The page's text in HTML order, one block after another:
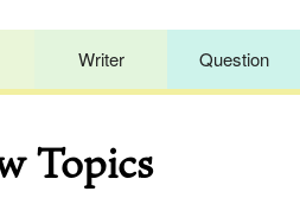
Writer Question
Topics